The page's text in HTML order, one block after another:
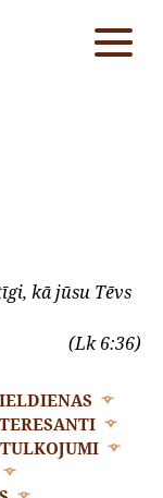
kā jūsu Tēvs
(Lk 6:36)